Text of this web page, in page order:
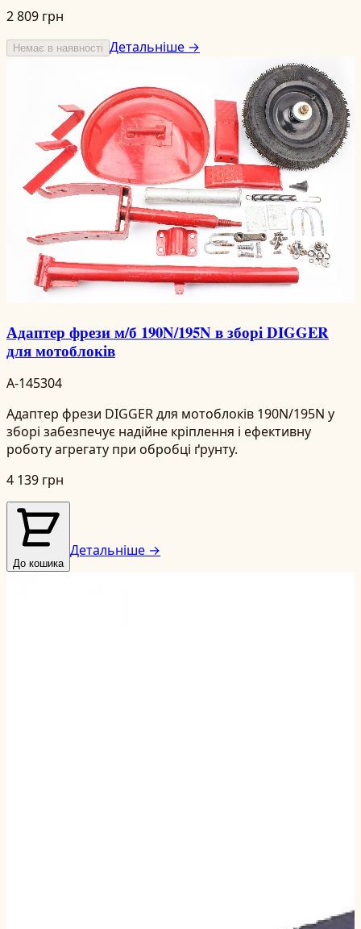
2 809 грн
Немає в наявності Детальніше →
Адаптер фрези м/б 190N/195N в зборі DIGGER
для мотоблоків
A-145304
Адаптер фрези DIGGER для мотоблоків 190N/195N у
зборі забезпечує надійне кріплення і ефективну
роботу агрегату при обробці ґрунту.
4 139 грн
До кошика
Детальніше →